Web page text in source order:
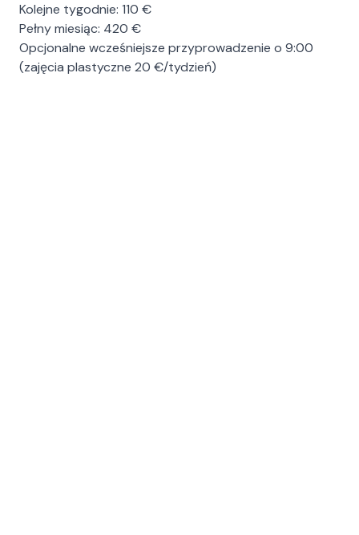
Kolejne tygodnie: 110 €
Pełny miesiąc: 420 €
Opcjonalne wcześniejsze przyprowadzenie o 9:00
(zajęcia plastyczne 20 €/tydzień)